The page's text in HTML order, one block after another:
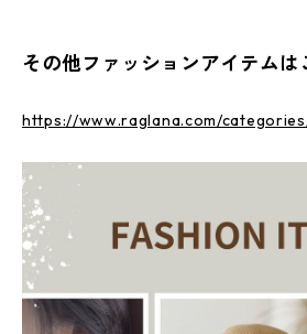
その他ファッションアイテムは
https://www.raglana.com/